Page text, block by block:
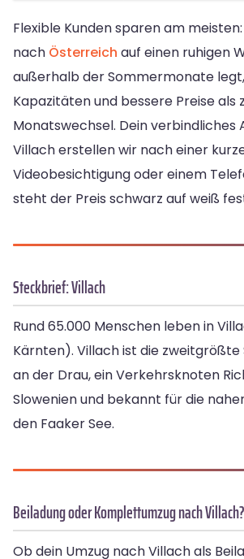
Flexible Kunden sparen am
nach Österreich auf einen ruhigen
außerhalb der Sommermonate
Kapazitäten und bessere Preise als
Monatswechsel. Dein verbindliches
Villach erstellen wir nach einer
Videobesichtigung oder einem
steht der Preis schwarz auf weiß
Steckbrief: Villach
Rund 65.000 Menschen leben in
Kärnten). Villach ist die
an der Drau, ein Verkehrsknoten
Slowenien und bekannt für die
den Faaker See.
Beiladung oder Komplettumzug nach Villach?
Ob dein Umzug nach Villach als